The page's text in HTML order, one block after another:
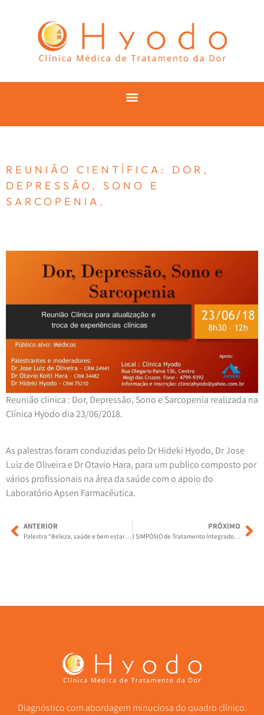
REUNIÃO CIENTÍFICA: DOR,
DEPRESSÃO, SONO E
SARCOPENIA.
Reunião clinica : Dor, Depressão, Sono e Sarcopenia realizada na
Clínica Hyodo dia 23/06/2018.
As palestras foram conduzidas pelo Dr Hideki Hyodo, Dr Jose
Luiz de Oliveira e Dr Otavio Hara, para um publico composto por
vários profissionais na área da saúde com o apoio do
Laboratório Apsen Farmacêutica.
ANTERIOR
Palestra “Beleza, saúde e bem estar da mulher”
PRÓXIMO
I SIMPÓSIO de Tratamento Integrado da DOR do Alto Tietê: Desafios no tratamento da dor crônica na mulher
Diagnóstico com abordagem minuciosa do quadro clínico.